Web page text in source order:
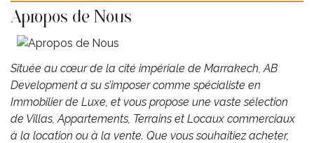
Apropos de Nous
Située au cœur de la cité impériale de Marrakech, AB
Development ​a su s’imposer comme spécialiste en
Immobilier de Luxe, et vous propose une vaste sélection
de Villas, Appartements, Terrains et Locaux commerciaux
à la location ou à la vente. Que vous souhaitiez acheter,